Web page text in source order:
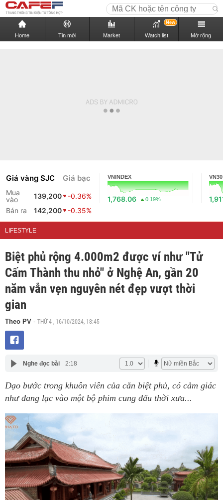
Home Tin mới Market Watch list
New
Mở rộng
Giá vàng SJC Giá bạc
Mua
vào
139,200
-0.36%
Bán ra
142,200 -0.35%
VNINDEX
1,768.06 0.19%
VN30
LIFESTYLE
Biệt phủ rộng 4.000m2 được ví như "Tử
Cấm Thành thu nhỏ" ở Nghệ An, gần 20
năm vẫn vẹn nguyên nét đẹp vượt thời
gian
Theo PV - THỨ 4 , 16/10/2024, 18:45
Nghe đọc bài 2:18
Dạo bước trong khuôn viên của căn biệt phủ, có cảm giác
như đang lạc vào một bộ phim cung đấu thời xưa...